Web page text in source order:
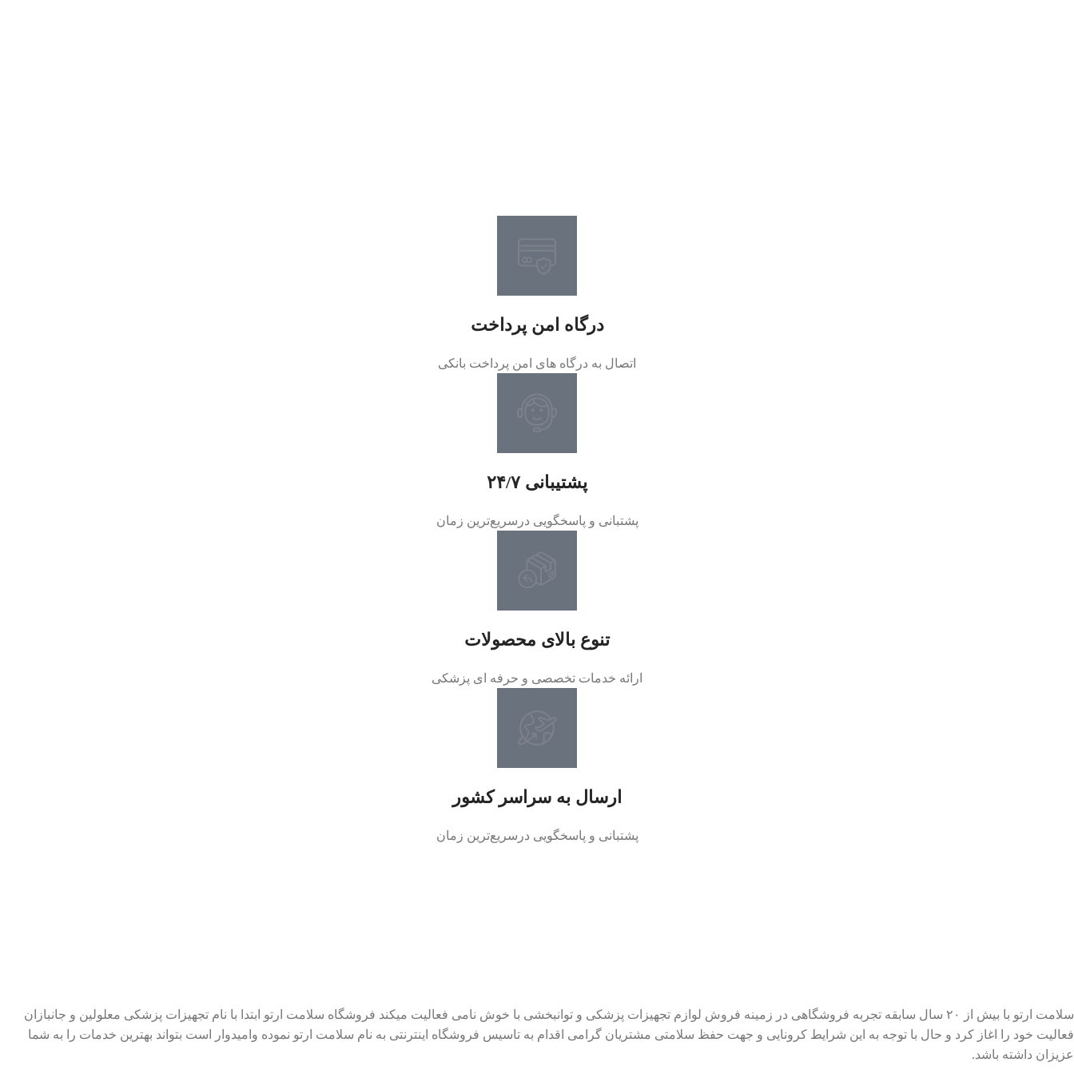
درگاه امن پرداخت
اتصال به درگاه های امن پرداخت بانکی
پشتیبانی ۲۴/۷
پشتبانی و پاسخگویی درسریع‌ترین زمان
تنوع بالای محصولات
ارائه خدمات تخصصی و حرفه ای پزشکی
ارسال به سراسر کشور
پشتبانی و پاسخگویی درسریع‌ترین زمان
سلامت ارتو با بیش از ۲۰ سال سابقه تجربه فروشگاهی در زمینه فروش لوازم تجهیزات پزشکی و توانبخشی با خوش نامی فعالیت میکند فروشگاه سلامت ارتو ابتدا با نام تجهیزات پزشکی معلولین و جانبازان
فعالیت خود را اغاز کرد و حال با توجه به این شرایط کرونایی و جهت حفظ سلامتی مشتریان گرامی اقدام به تاسیس فروشگاه اینترنتی به نام سلامت ارتو نموده وامیدوار است بتواند بهترین خدمات را به شما
عزیزان داشته باشد.